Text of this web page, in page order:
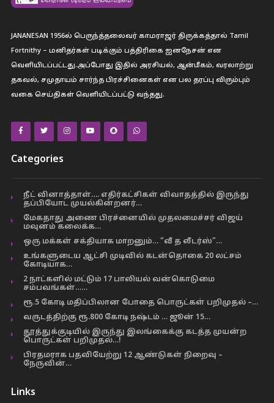
JANANESAN 1956ல் பெருந்த்தலைவர் காமராஜர் திருக்கத்தால் Tamil
Fortnithy – மனிதர்கள் படிக்கும் பத்திரிகை ஐனநேசன் என
வெளியிடப்பட்டது.அப்போது இதில் அரசியல், ஆன்மீகம், வரலாற்று
தகவல், சமுதாயம் சார்ந்த பிரச்சினைகள் என பல தரப்பு விரும்பும்
வகை செய்திகள் வெளியிடப்பட்டு வந்தது.
Categories
நீட் வினாத்தாள்…. எதிர்கட்சிகள் விவாதத்தில் இருந்து
தப்பியோட முயல்கின்றனர்…
மேகதாது அணை பிரச்னையில் முதலமைச்சர் விஜய்
மவுனம் கலைக்க…
ஒரு மக்கள் சக்தியாக மாறனும்… “வீ த லீடர்ஸ்”…
உங்களுடைய ஆட்சி முடிவில் கடன்தொகை 20 லட்சம்
கோடியாக…
2 நாட்களில் மட்டும் 17 பாலியல் வன்கொடுமை
சம்பவங்கள்……
ரூ.5 கோடி மதிப்பிலான போதை பொருட்கள் பறிமுதல் –…
வருடத்திற்கு ரூ.800 கோடி நஷ்டம் … ஜூன் 15…
தூத்துக்குடியில் இருந்து இலங்கைக்கு கடத்த முயன்ற
பொருட்கள் பறிமுதல்…!
பிரதமராக பதவியேற்று 12 ஆண்டுகள் நிறைவு –
நேருவின்…
Links